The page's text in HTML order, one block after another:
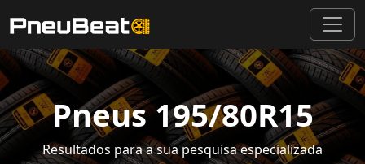
Pneus 195/80R15
Resultados para a sua pesquisa especializada